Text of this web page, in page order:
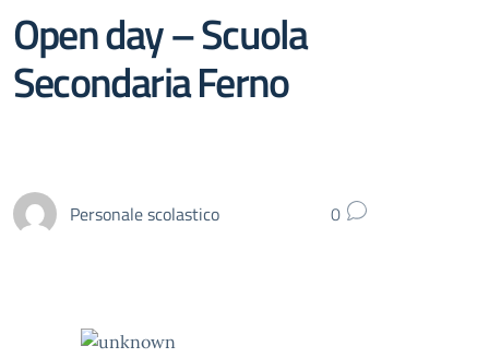
Open day – Scuola
Secondaria Ferno
Personale scolastico 0